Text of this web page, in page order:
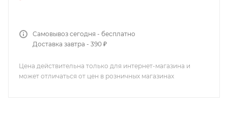
Самовывоз сегодня - бесплатно
Доставка завтра - 390 ₽
Цена действительна только для интернет-магазина и
может отличаться от цен в розничных магазинах